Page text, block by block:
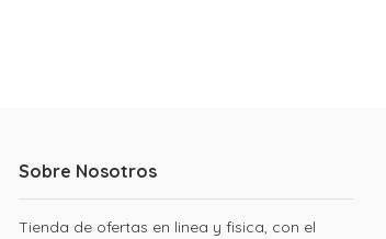
Sobre Nosotros
Tienda de ofertas en linea y fisica, con el